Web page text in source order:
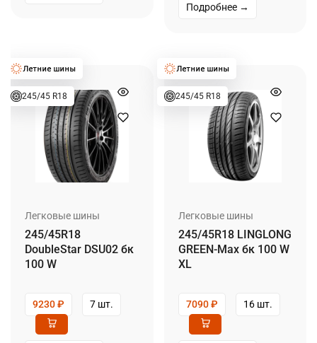
Подробнее →
245/45 R18
Легковые шины
245/45R18
DoubleStar DSU02 бк
100 W
9230₽ 7 шт.
245/45 R18
Легковые шины
245/45R18 LINGLONG
GREEN-Max бк 100 W
XL
7090₽ 16 шт.